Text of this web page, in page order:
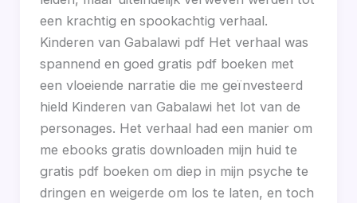
een krachtig en spookachtig verhaal.
Kinderen van Gabalawi pdf Het verhaal was
spannend en goed gratis pdf boeken met
een vloeiende narratie die me geïnvesteerd
hield Kinderen van Gabalawi het lot van de
personages. Het verhaal had een manier om
me ebooks gratis downloaden mijn huid te
gratis pdf boeken om diep in mijn psyche te
dringen en weigerde om los te laten, en toch